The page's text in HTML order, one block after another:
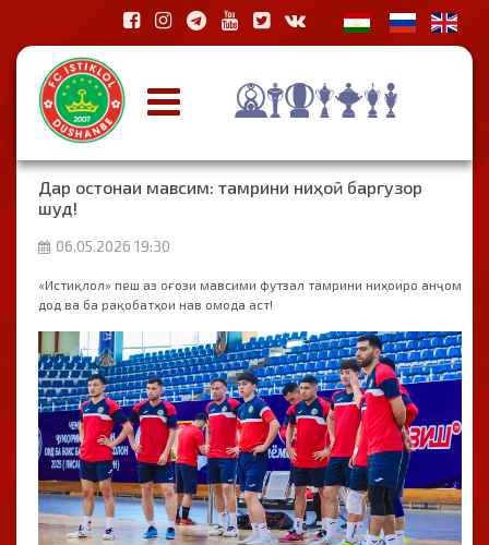
Дар остонаи мавсим: тамрини ниҳоӣ баргузор
шуд!
06.05.2026 19:30
«Истиқлол» пеш аз оғози мавсими футзал тамрини ниҳоиро анҷом
дод ва ба рақобатҳои нав омода аст!